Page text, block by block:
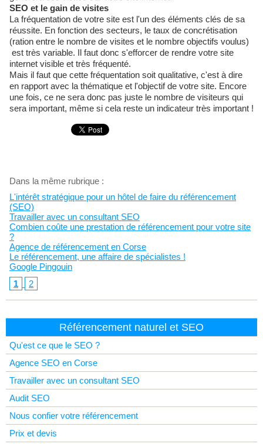
SEO et le gain de visites
La fréquentation de votre site est l'un des éléments clés de sa
réussite. En fonction des secteurs, le taux de concrétisation
(ration entre le nombre de visites et le nombre objectifs voulus)
est très variable. Il faut donc s'efforcer de rendre votre site
internet visible et très fréquenté.
Mais il faut que cette fréquentation soit qualitative, c'est à dire
en rapport avec la thématique et l'objectif de votre site. Encore
une fois, ce ne sera donc pas juste le nombre de visiteurs qui
sera important, même si cela reste un indicateur très important !
Dans la même rubrique :
L'intérêt stratégique pour un hôtel de faire du référencement
(SEO)
Travailler avec un consultant SEO
Combien coûte une prestation de référencement pour votre site
?
Agence de référencement en Corse
Le référencement, une affaire de spécialistes !
Google Pingouin
1
2
Référencement naturel et SEO
Qu'est ce que le SEO ?
Agence SEO en Corse
Travailler avec un consultant SEO
Audit SEO
Nous confier votre référencement
Prix et devis